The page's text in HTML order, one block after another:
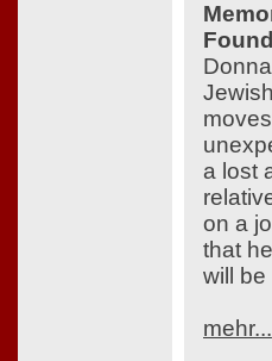
a lost
on a
that
will be
mehr...